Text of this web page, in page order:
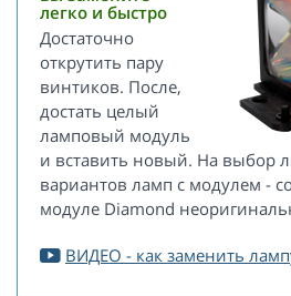
легко и быстро
Достаточно
открутить пару
винтиков. После,
достать целый
ламповый модуль
и вставить новый. На выбор
вариантов ламп с модулем -
модуле Diamond
ВИДЕО - как заменить